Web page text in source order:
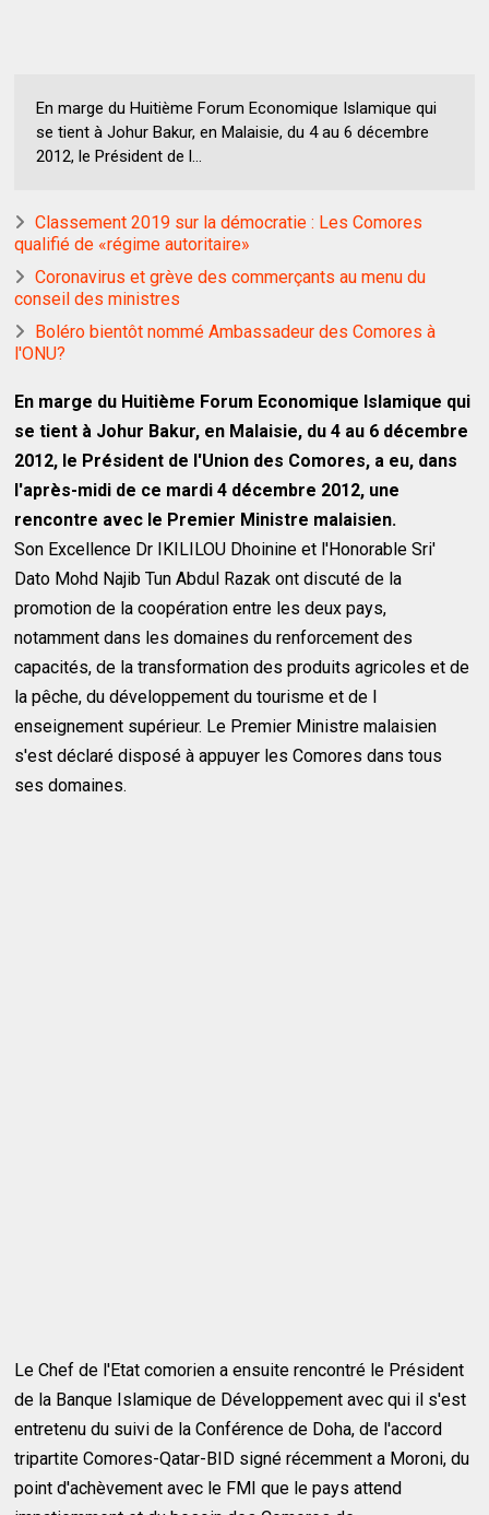
En marge du Huitième Forum Economique Islamique qui
se tient à Johur Bakur, en Malaisie, du 4 au 6 décembre
2012, le Président de l...
Classement 2019 sur la démocratie : Les Comores
qualifié de «régime autoritaire»
Coronavirus et grève des commerçants au menu du
conseil des ministres
Boléro bientôt nommé Ambassadeur des Comores à
l'ONU?
En marge du Huitième Forum Economique Islamique qui
se tient à Johur Bakur, en Malaisie, du 4 au 6 décembre
2012, le Président de l'Union des Comores, a eu, dans
l'après-midi de ce mardi 4 décembre 2012, une
rencontre avec le Premier Ministre malaisien.
Son Excellence Dr IKILILOU Dhoinine et l'Honorable Sri'
Dato Mohd Najib Tun Abdul Razak ont discuté de la
promotion de la coopération entre les deux pays,
notamment dans les domaines du renforcement des
capacités, de la transformation des produits agricoles et de
la pêche, du développement du tourisme et de l
enseignement supérieur. Le Premier Ministre malaisien
s'est déclaré disposé à appuyer les Comores dans tous
ses domaines.
Le Chef de l'Etat comorien a ensuite rencontré le Président
de la Banque Islamique de Développement avec qui il s'est
entretenu du suivi de la Conférence de Doha, de l'accord
tripartite Comores-Qatar-BID signé récemment a Moroni, du
point d'achèvement avec le FMI que le pays attend